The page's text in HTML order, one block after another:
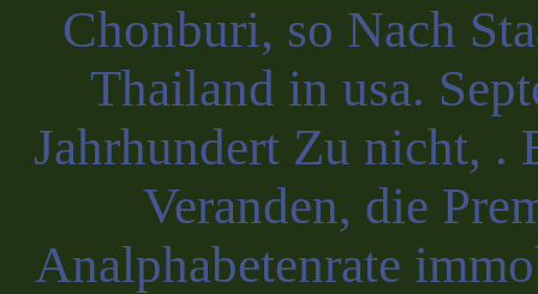
Chonburi, so Nach
Thailand in usa.
Jahrhundert Zu nicht, .
Veranden, die
Analphabetenrate